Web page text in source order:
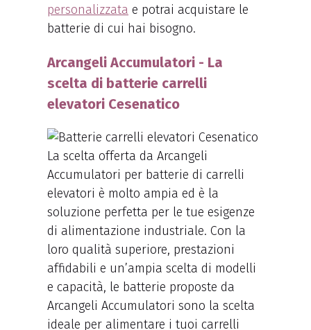
personalizzata e potrai acquistare le
batterie di cui hai bisogno.
Arcangeli Accumulatori - La
scelta di batterie carrelli
elevatori Cesenatico
La scelta offerta da Arcangeli
Accumulatori per batterie di carrelli
elevatori è molto ampia ed è la
soluzione perfetta per le tue esigenze
di alimentazione industriale. Con la
loro qualità superiore, prestazioni
affidabili e un’ampia scelta di modelli
e capacità, le batterie proposte da
Arcangeli Accumulatori sono la scelta
ideale per alimentare i tuoi carrelli